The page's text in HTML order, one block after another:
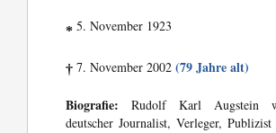
* 5. November 1923
† 7. November 2002(79 Jahre alt)
Biografie: Rudolf Karl Augstein
deutscher Journalist, Verleger,